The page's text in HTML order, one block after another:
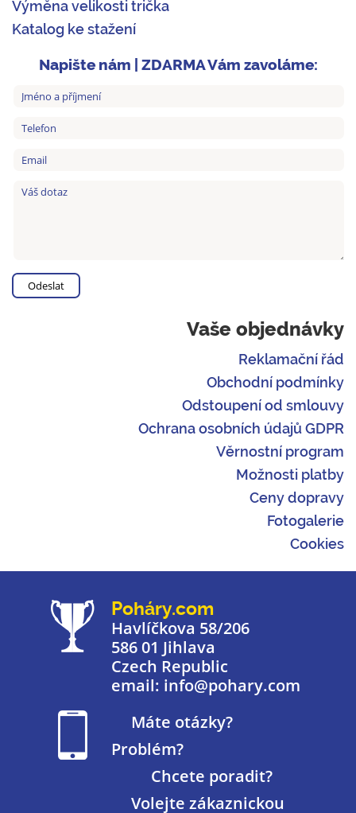
Výměna velikosti trička
Katalog ke stažení
Napište nám | ZDARMA Vám zavoláme:
Vaše objednávky
Reklamační řád
Obchodní podmínky
Odstoupení od smlouvy
Ochrana osobních údajů GDPR
Věrnostní program
Možnosti platby
Ceny dopravy
Fotogalerie
Cookies
Poháry.com
Havlíčkova 58/206
586 01 Jihlava
Czech Republic
email: info@pohary.com
Máte otázky?
Problém?
Chcete poradit?
Volejte zákaznickou